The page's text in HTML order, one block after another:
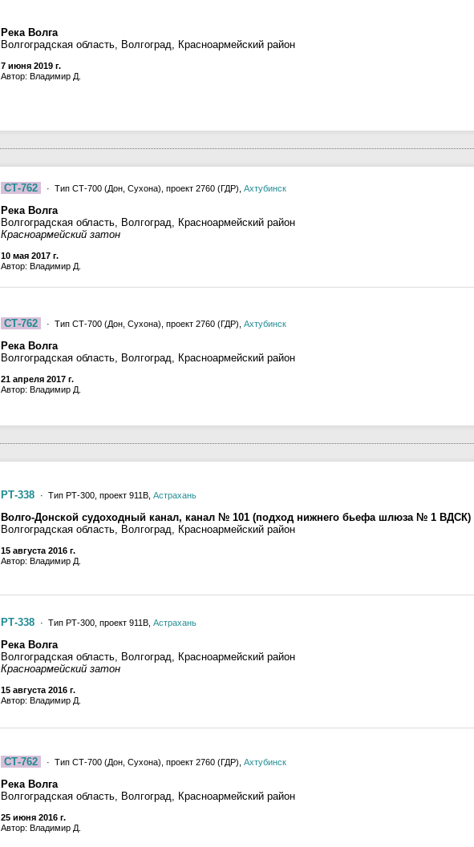
Река Волга
Волгоградская область, Волгоград, Красноармейский район
7 июня 2019 г.
Автор: Владимир Д.
СТ-762 · Тип СТ-700 (Дон, Сухона), проект 2760 (ГДР), Ахтубинск
Река Волга
Волгоградская область, Волгоград, Красноармейский район
Красноармейский затон
10 мая 2017 г.
Автор: Владимир Д.
СТ-762 · Тип СТ-700 (Дон, Сухона), проект 2760 (ГДР), Ахтубинск
Река Волга
Волгоградская область, Волгоград, Красноармейский район
21 апреля 2017 г.
Автор: Владимир Д.
РТ-338 · Тип РТ-300, проект 911В, Астрахань
Волго-Донской судоходный канал, канал № 101 (подход нижнего бьефа шлюза № 1 ВДСК)
Волгоградская область, Волгоград, Красноармейский район
15 августа 2016 г.
Автор: Владимир Д.
РТ-338 · Тип РТ-300, проект 911В, Астрахань
Река Волга
Волгоградская область, Волгоград, Красноармейский район
Красноармейский затон
15 августа 2016 г.
Автор: Владимир Д.
СТ-762 · Тип СТ-700 (Дон, Сухона), проект 2760 (ГДР), Ахтубинск
Река Волга
Волгоградская область, Волгоград, Красноармейский район
25 июня 2016 г.
Автор: Владимир Д.